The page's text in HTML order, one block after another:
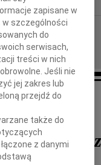
zapisane w
w szczególności
do
serwisach,
treści w nich
Jeśli nie
jej zakres lub
przejdź do
także do
z danymi